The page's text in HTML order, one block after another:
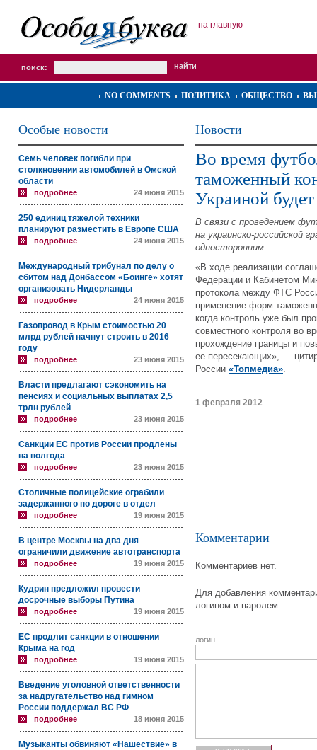
на главную
поиск:
NO COMMENTS ПОЛИТИКА ОБЩЕСТВО
Особые новости
Семь человек погибли при
столкновении автомобилей в Омской
области
подробнее 24 июня 2015
250 единиц тяжелой техники
планируют разместить в Европе США
подробнее 24 июня 2015
Международный трибунал по делу о
сбитом над Донбассом «Боинге» хотят
организовать Нидерланды
подробнее 24 июня 2015
Газопровод в Крым стоимостью 20
млрд рублей начнут строить в 2016
году
подробнее 23 июня 2015
Власти предлагают сэкономить на
пенсиях и социальных выплатах 2,5
трлн рублей
подробнее 23 июня 2015
Санкции ЕС против России продлены
на полгода
подробнее 23 июня 2015
Столичные полицейские ограбили
задержанного по дороге в отдел
подробнее 19 июня 2015
В центре Москвы на два дня
ограничили движение автотранспорта
подробнее 19 июня 2015
Кудрин предложил провести
досрочные выборы Путина
подробнее 19 июня 2015
ЕС продлит санкции в отношении
Крыма на год
подробнее 19 июня 2015
Введение уголовной ответственности
за надругательство над гимном
России поддержал ВС РФ
подробнее 18 июня 2015
Музыканты обвиняют «Нашествие» в
Новости
Во время
таможенный
Украиной
В связи с проведением
на украинско-российской
односторонним.
«В ходе реализации
Федерации и Кабинетом
протокола между ФТС
применение форм
когда контроль уже был
совместного контроля во
прохождение границы и
ее пересекающих», —
России «Топмедиа».
1 февраля 2012
Комментарии
Комментариев нет.
Для добавления
логином и паролем.
логин